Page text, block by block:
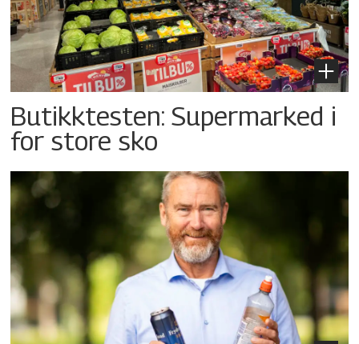
Butikktesten: Supermarked i
for store sko